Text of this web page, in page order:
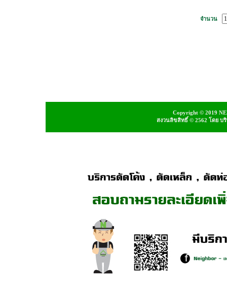
จำนวน
Copyright © 2019
สงวนลิขสิทธิ์ © 2562 โดย บ